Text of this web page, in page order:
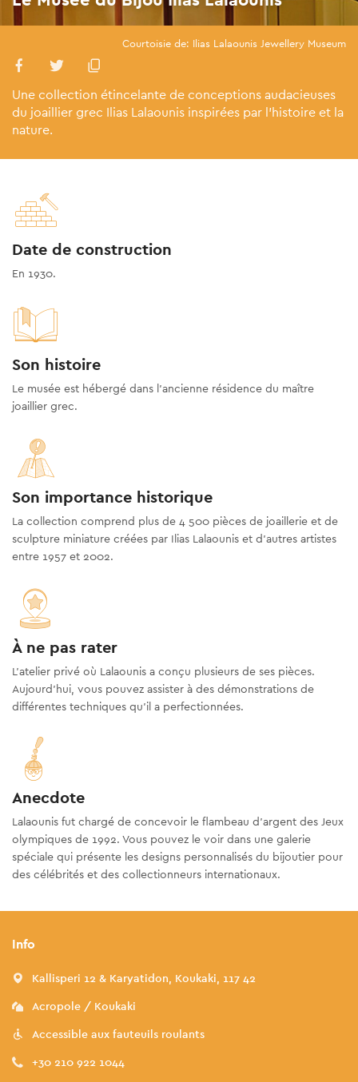
Courtoisie de: Ilias Lalaounis Jewellery Museum
Une collection étincelante de conceptions audacieuses
du joaillier grec Ilias Lalaounis inspirées par l'histoire et la
nature.
Date de construction
En 1930.
Son histoire
Le musée est hébergé dans l’ancienne résidence du maître
joaillier grec.
Son importance historique
La collection comprend plus de 4 500 pièces de joaillerie et de
sculpture miniature créées par Ilias Lalaounis et d'autres artistes
entre 1957 et 2002.
À ne pas rater
L'atelier privé où Lalaounis a conçu plusieurs de ses pièces.
Aujourd'hui, vous pouvez assister à des démonstrations de
différentes techniques qu'il a perfectionnées.
Anecdote
Lalaounis fut chargé de concevoir le flambeau d'argent des Jeux
olympiques de 1992. Vous pouvez le voir dans une galerie
spéciale qui présente les designs personnalisés du bijoutier pour
des célébrités et des collectionneurs internationaux.
Info
Kallisperi 12 & Karyatidon, Koukaki, 117 42
Acropole / Koukaki
Accessible aux fauteuils roulants
+30 210 922 1044